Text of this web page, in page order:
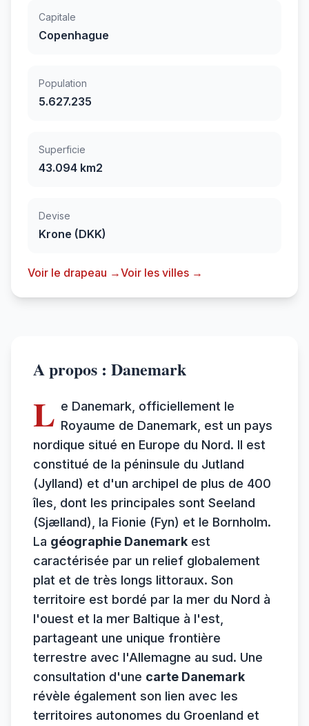
Capitale
Copenhague
Population
5.627.235
Superficie
43.094 km2
Devise
Krone (DKK)
Voir le drapeau →Voir les villes →
A propos : Danemark
L e Danemark, officiellement le
Royaume de Danemark, est un pays
nordique situé en Europe du Nord. Il est
constitué de la péninsule du Jutland
(Jylland) et d'un archipel de plus de 400
îles, dont les principales sont Seeland
(Sjælland), la Fionie (Fyn) et le Bornholm.
La géographie Danemark est
caractérisée par un relief globalement
plat et de très longs littoraux. Son
territoire est bordé par la mer du Nord à
l'ouest et la mer Baltique à l'est,
partageant une unique frontière
terrestre avec l'Allemagne au sud. Une
consultation d'une carte Danemark
révèle également son lien avec les
territoires autonomes du Groenland et